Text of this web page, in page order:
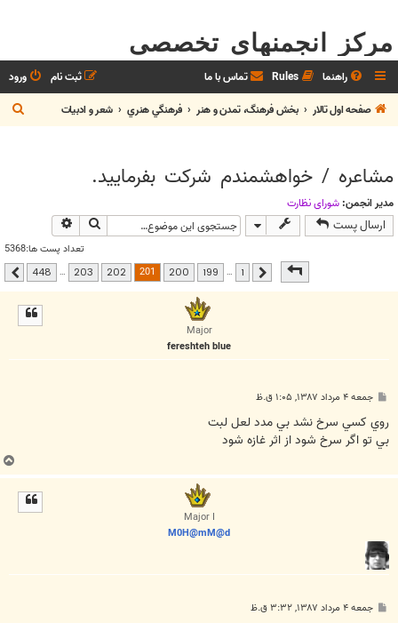
مرکز انجمنهای تخصصی
راهنما Rules تماس با ما ورود
ثبت نام
صفحه اول تالار
بخش فرهنگ، تمدن و هنر فرهنگي هنري شعر و ادبيات
ج
س
مشاعره / خواهشمندم شرکت بفرماييد.
مدیر انجمن: شوراي نظارت
ارسال پست جستجو
تعداد پست ها:5368
448 قبلی …
199
200
201
202
203
…
448 بعدی
Major
fereshteh blue
پ
ت
جمعه ۴ مرداد ۱۳۸۷, ۱:۰۵ ق.ظ
روي کسي سرخ نشد بي مدد لعل لبت
بي تو اگر سرخ شود از اثر غازه شود
ب
ا
Major I
M0H@mM@d
پ جمعه ۴ مرداد ۱۳۸۷, ۳:۳۲ ق.ظ